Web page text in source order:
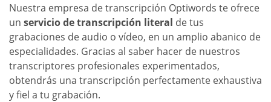
Nuestra empresa de transcripción Optiwords te ofrece
un serviciode transcripción literal de tus
grabaciones de audio o vídeo, en un amplio abanico de
especialidades. Gracias al saber hacer de nuestros
transcriptores profesionales experimentados,
obtendrás una transcripción perfectamente exhaustiva
y fiel a tu grabación.